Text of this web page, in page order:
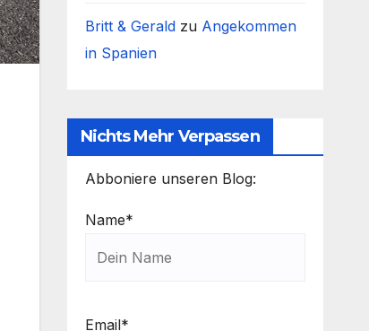
Britt & Geraldzu Angekommen
in Spanien
Nichts Mehr Verpassen
Abboniere unseren Blog:
Name*
Email*